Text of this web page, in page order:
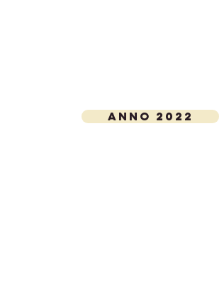
ANNO 2022